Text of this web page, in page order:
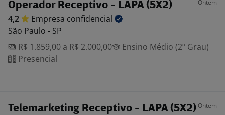
Operador Receptivo - LAPA (5X2) Ontem
4,2 Empresa confidencial
São Paulo - SP
R$ 1.859,00 a R$ 2.000,00
Ensino Médio (2º Grau)
Presencial
Telemarketing Receptivo - LAPA (5X2) Ontem